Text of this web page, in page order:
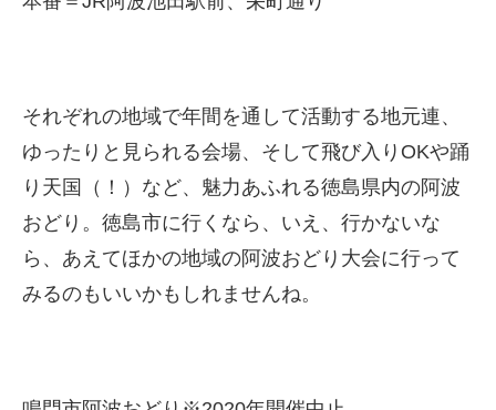
それぞれの地域で年間を通して活動する地元連、
ゆったりと見られる会場、そして飛び入りOKや踊
り天国（！）など、魅力あふれる徳島県内の阿波
おどり。徳島市に行くなら、いえ、行かないな
ら、あえてほかの地域の阿波おどり大会に行って
みるのもいいかもしれませんね。